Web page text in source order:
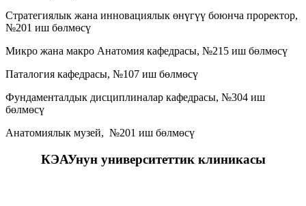
Стратегиялык жана инновациялык өнүгүү боюнча проректор,
№201 иш бөлмөсү
Микро жана макро Анатомия кафедрасы, №215 иш бөлмөсү
Паталогия кафедрасы, №107 иш бөлмөсү
Фундаменталдык дисциплиналар кафедрасы, №304 иш
бөлмөсү
Анатомиялык музей, №201 иш бөлмөсү
КЭАУнун университеттик клиникасы